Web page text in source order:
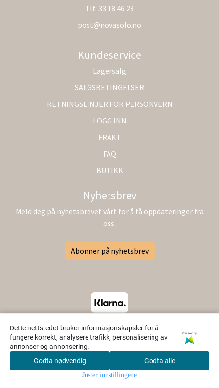
Søk
Dette nettstedet bruker informasjonskapsler for å
fungere korrekt, analysere trafikk, personalisering av
annonser og annonsering.
Powered by
Godta nødvendig Godta alle
Juster innstillingene
Tlf: 33 18 46 23
post@novasolo.no
Kundeservice
Lagersalg
SALGSBETINGELSER
RETNINGSLINJER FOR PERSONVERN
LOGG INN
FRAKT
FAQ
BUTIKK
Nyhetsbrev
Meld deg på nyhetsbrevet vårt for å få oppdateringer fra
oss.
Abonner på nyhetsbrev